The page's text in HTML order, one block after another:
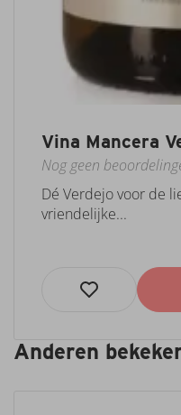
Vina Mancera
Nog geen
Dé Verdejo voor de
vriendelijke...
Anderen